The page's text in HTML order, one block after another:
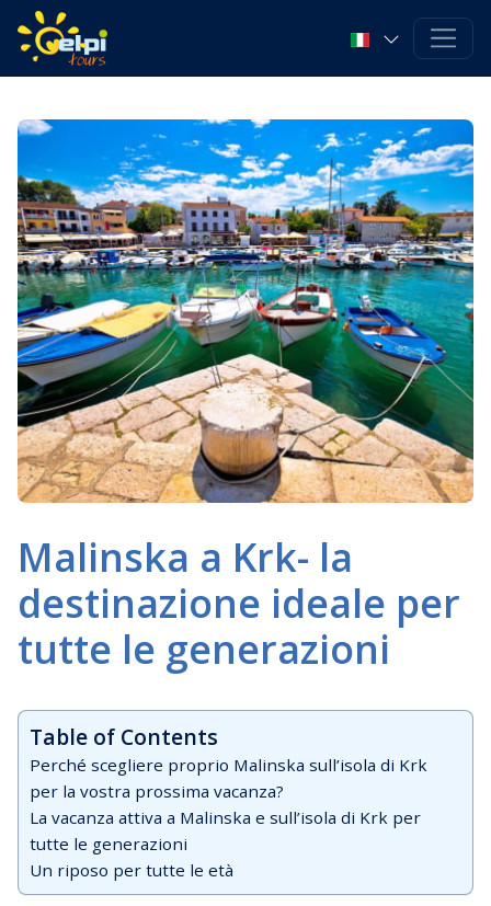
Malinska a Krk- la
destinazione ideale per
tutte le generazioni
Table of Contents
Perché scegliere proprio Malinska sull’isola di Krk
per la vostra prossima vacanza?
La vacanza attiva a Malinska e sull’isola di Krk per
tutte le generazioni
Un riposo per tutte le età